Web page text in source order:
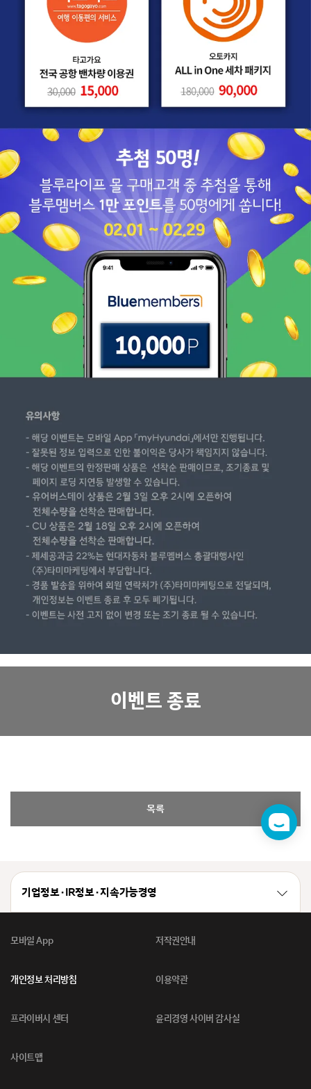
이벤트 종료
목록
챗
봇
기업정보 · IR정보 · 지속가능경영
모바일 App 저작권안내
개인정보 처리방침 이용약관
프라이버시 센터 윤리경영 사이버 감사실
사이트맵